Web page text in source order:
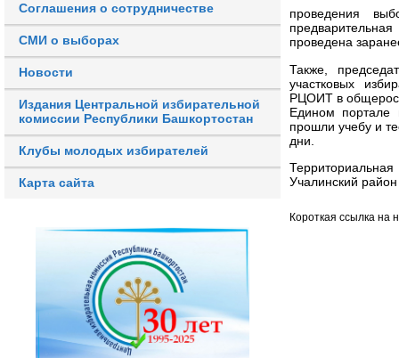
Соглашения о сотрудничестве
СМИ о выборах
Новости
Издания Центральной избирательной
комиссии Республики Башкортостан
Клубы молодых избирателей
Карта сайта
проведения
проведена
Также,
участковых
РЦОИТ в
Едином портале
прошли учебу и
дни.
Учалинский район
Короткая ссылка на